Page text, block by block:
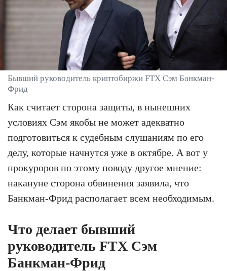
Бывший руководитель криптобиржи FTX Сэм Банкман-
Фрид
Как считает сторона защиты, в нынешних
условиях Сэм якобы не может адекватно
подготовиться к судебным слушаниям по его
делу, которые начнутся уже в октябре. А вот у
прокуроров по этому поводу другое мнение:
накануне сторона обвинения заявила, что
Банкман-Фрид располагает всем необходимым.
Что делает бывший
руководитель FTX Сэм
Банкман-Фрид